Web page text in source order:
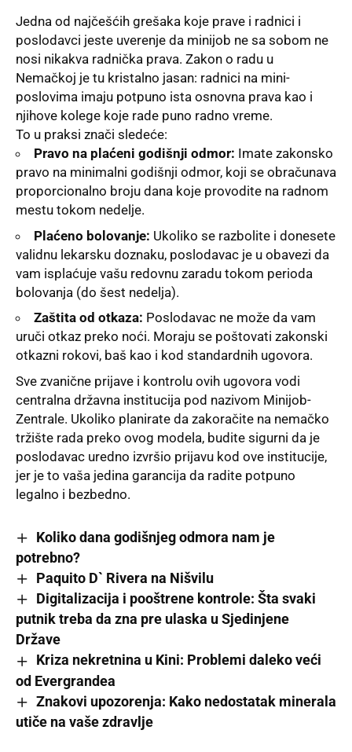
Jedna od najčešćih grešaka koje prave i radnici i
poslodavci jeste uverenje da minijob ne sa sobom ne
nosi nikakva radnička prava. Zakon o radu u
Nemačkoj je tu kristalno jasan: radnici na mini-
poslovima imaju potpuno ista osnovna prava kao i
njihove kolege koje rade puno radno vreme.
To u praksi znači sledeće:
Pravo na plaćeni godišnji odmor: Imate zakonsko
pravo na minimalni godišnji odmor, koji se obračunava
proporcionalno broju dana koje provodite na radnom
mestu tokom nedelje.
Plaćeno bolovanje: Ukoliko se razbolite i donesete
validnu lekarsku doznaku, poslodavac je u obavezi da
vam isplaćuje vašu redovnu zaradu tokom perioda
bolovanja (do šest nedelja).
Zaštita od otkaza: Poslodavac ne može da vam
uruči otkaz preko noći. Moraju se poštovati zakonski
otkazni rokovi, baš kao i kod standardnih ugovora.
Sve zvanične prijave i kontrolu ovih ugovora vodi
centralna državna institucija pod nazivom Minijob-
Zentrale. Ukoliko planirate da zakoračite na nemačko
tržište rada preko ovog modela, budite sigurni da je
poslodavac uredno izvršio prijavu kod ove institucije,
jer je to vaša jedina garancija da radite potpuno
legalno i bezbedno.
Koliko dana godišnjeg odmora nam je
potrebno?
Paquito D` Rivera na Nišvilu
Digitalizacija i pooštrene kontrole: Šta svaki
putnik treba da zna pre ulaska u Sjedinjene
Države
Kriza nekretnina u Kini: Problemi daleko veći
od Evergrandea
Znakovi upozorenja: Kako nedostatak minerala
utiče na vaše zdravlje